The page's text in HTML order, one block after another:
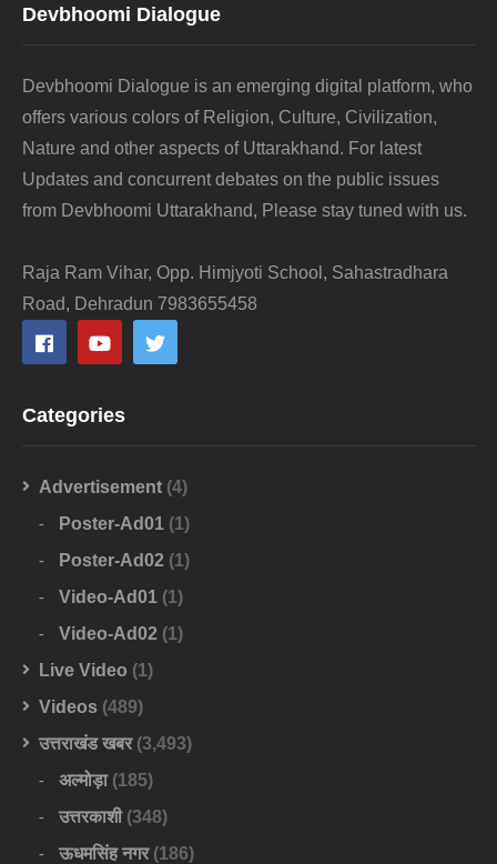
Devbhoomi Dialogue
Devbhoomi Dialogue is an emerging digital platform, who
offers various colors of Religion, Culture, Civilization,
Nature and other aspects of Uttarakhand. For latest
Updates and concurrent debates on the public issues
from Devbhoomi Uttarakhand, Please stay tuned with us.
Raja Ram Vihar, Opp. Himjyoti School, Sahastradhara
Road, Dehradun 7983655458
Categories
Advertisement (4)
Poster-Ad01 (1)
Poster-Ad02 (1)
Video-Ad01 (1)
Video-Ad02 (1)
Live Video (1)
Videos (489)
उत्तराखंड खबर(3,493)
अल्मोड़ा(185)
उत्तरकाशी(348)
ऊधमसिंह नगर(186)